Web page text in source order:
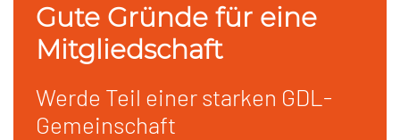
Gute Gründe für eine
Mitgliedschaft
Werde Teil einer starken GDL-
Gemeinschaft